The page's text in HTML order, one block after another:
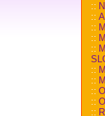
::
::
::
::
::
::
::
::
::
::